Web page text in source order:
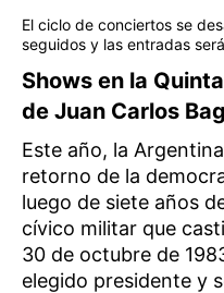
El ciclo de conciertos se
seguidos y las entradas
Shows en la
de Juan Carlos
Este año, la
retorno de la
luego de siete años
cívico militar que
30 de octubre de
elegido presidente y